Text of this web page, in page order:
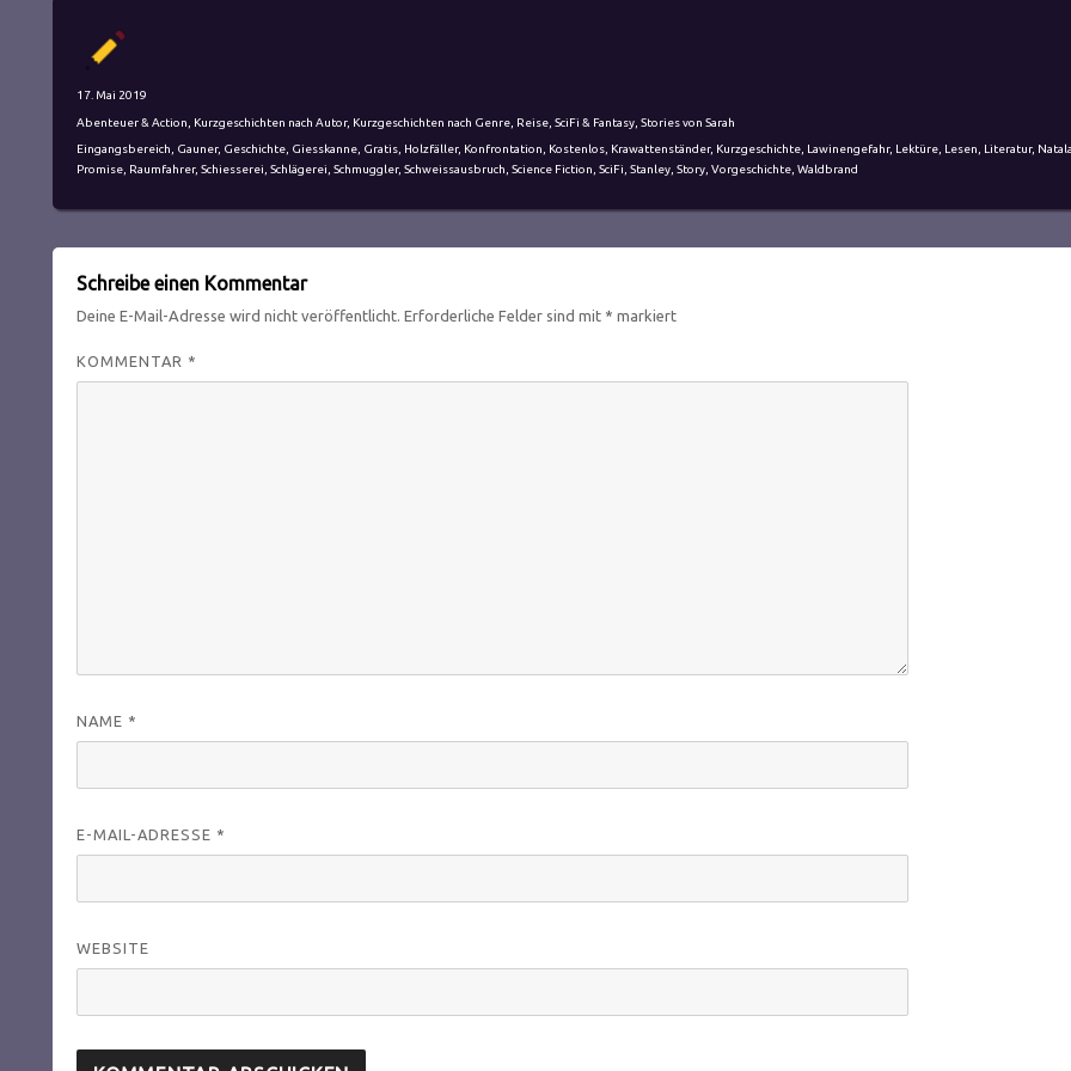
Veröffentlicht
am
17. Mai 2019
Kategorien
Abenteuer & Action Kurzgeschichten nach Autor, Kurzgeschichten nach Genre Reise SciFi & Fantasy Stories von Sarah
Schlagwörter
Eingangsbereich Gauner, Geschichte Giesskanne Gratis Holzfäller, Konfrontation Kostenlos Krawattenständer, Kurzgeschichte Lawinengefahr, Lektüre Lesen Literatur,
Promise Raumfahrer, Schiesserei Schlägerei Schmuggler, Schweissausbruch Science Fiction SciFi Stanley Story Vorgeschichte Waldbrand
Schreibe einen Kommentar
Deine E-Mail-Adresse wird nicht veröffentlicht. Erforderliche Felder sind mit * markiert
KOMMENTAR *
NAME *
E-MAIL-ADRESSE *
WEBSITE